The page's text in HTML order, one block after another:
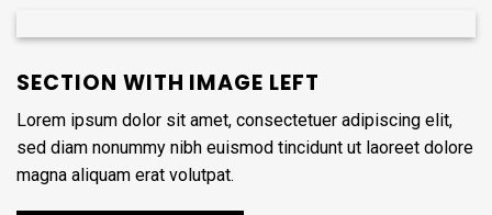
SECTION WITH IMAGE LEFT
Lorem ipsum dolor sit amet, consectetuer adipiscing elit,
sed diam nonummy nibh euismod tincidunt ut laoreet dolore
magna aliquam erat volutpat.